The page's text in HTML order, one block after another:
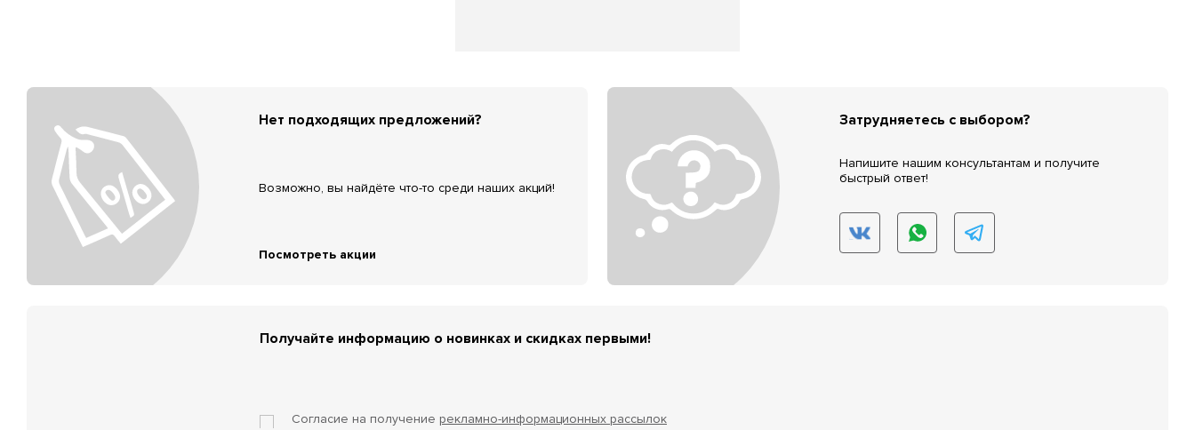
Нет подходящих предложений?
Возможно, вы найдёте что-то среди наших акций!
Посмотреть акции
Затрудняетесь с выбором?
Напишите нашим консультантам и получите
быстрый ответ!
Получайте информацию о новинках и скидках первыми!
Согласие на получение рекламно-информационных рассылок